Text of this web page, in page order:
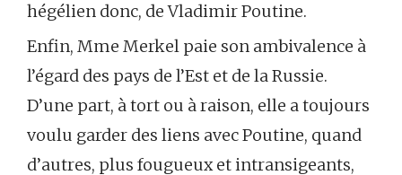
hégélien donc, de Vladimir Poutine.
Enfin, Mme Merkel paie son ambivalence à
l’égard des pays de l’Est et de la Russie.
D’une part, à tort ou à raison, elle a toujours
voulu garder des liens avec Poutine, quand
d’autres, plus fougueux et intransigeants,